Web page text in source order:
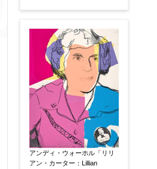
※データはSSL(Secure
り暗号化して送信されます。
アンディ・ウォーホル「リリ
アン・カーター：Lillian